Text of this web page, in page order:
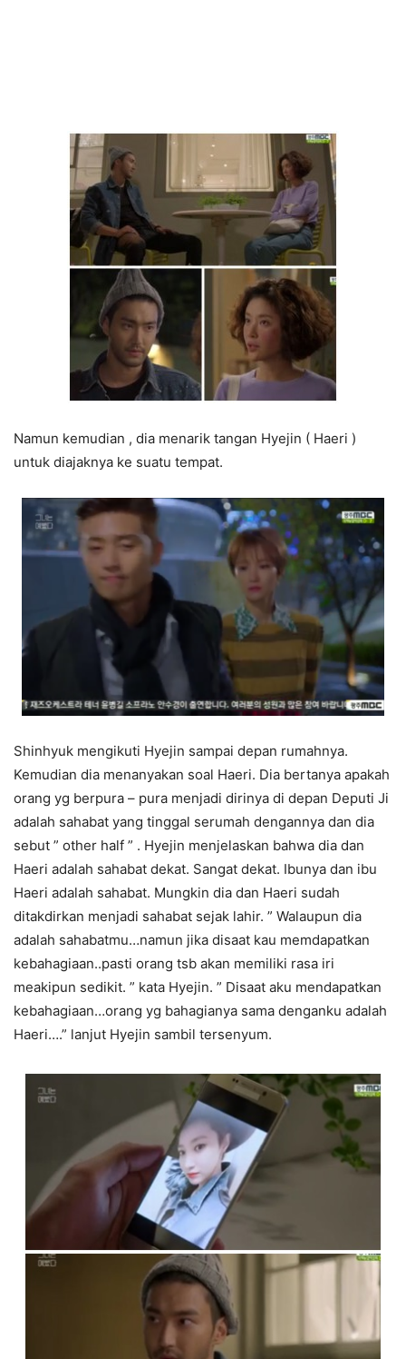
Namun kemudian , dia menarik tangan Hyejin ( Haeri )
untuk diajaknya ke suatu tempat.
Shinhyuk mengikuti Hyejin sampai depan rumahnya.
Kemudian dia menanyakan soal Haeri. Dia bertanya apakah
orang yg berpura – pura menjadi dirinya di depan Deputi Ji
adalah sahabat yang tinggal serumah dengannya dan dia
sebut ” other half ” . Hyejin menjelaskan bahwa dia dan
Haeri adalah sahabat dekat. Sangat dekat. Ibunya dan ibu
Haeri adalah sahabat. Mungkin dia dan Haeri sudah
ditakdirkan menjadi sahabat sejak lahir. ” Walaupun dia
adalah sahabatmu…namun jika disaat kau memdapatkan
kebahagiaan..pasti orang tsb akan memiliki rasa iri
meakipun sedikit. ” kata Hyejin. ” Disaat aku mendapatkan
kebahagiaan…orang yg bahagianya sama denganku adalah
Haeri….” lanjut Hyejin sambil tersenyum.